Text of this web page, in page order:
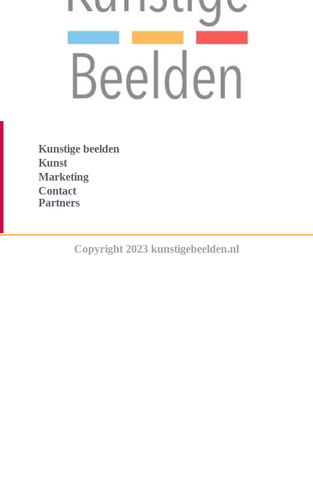
Kunstige beelden
Kunst
Marketing
Contact
Partners
Copyright 2023 kunstigebeelden.nl